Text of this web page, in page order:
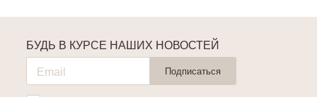
БУДЬ В КУРСЕ НАШИХ НОВОСТЕЙ
Подписаться